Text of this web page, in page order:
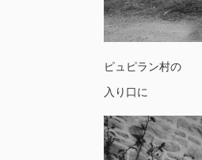
ピュピラン村の
入り口に